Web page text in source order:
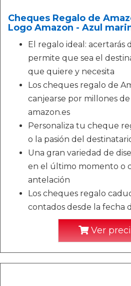
Cheques Regalo de
Logo Amazon - Azul
El regalo ideal: acertarás
permite que sea el
que quiere y necesita
Los cheques regalo de
canjearse por millones
amazon.es
Personaliza tu cheque
o la pasión del
Una gran variedad de
en el último momento o
antelación
Los cheques regalo
contados desde la fecha
Ver